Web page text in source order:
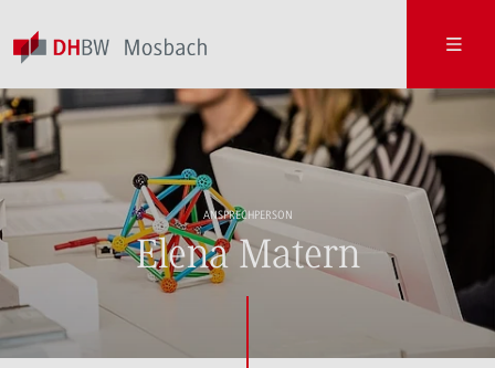
ANSPRECHPERSON
Elena Matern